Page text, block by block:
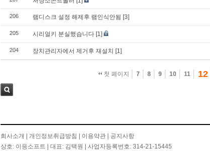
206 램디스크 설정 해제후 램인식안됨 [3]
205 시리얼키 분실했습니다 [1]
204 장치관리자에서 제거후 재설치 [1]
첫 페이지 7 8 9 10 11 12
회사소개 개인정보취급방침 이용약관
공지사항
상호: 이응소프트 | 대표: 김택원 | 사업자등록번호: 314-21-15445